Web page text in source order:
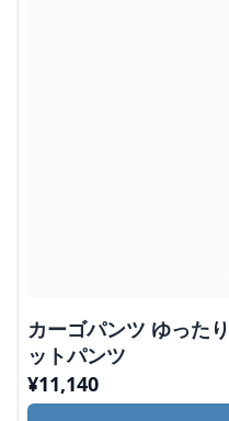
カーゴパンツ ゆったりシルエット カーゴスウェ
ットパンツ
¥11,140